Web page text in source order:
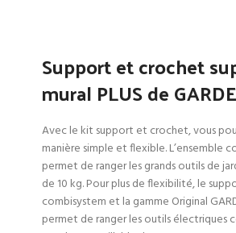
Support et crochet
mural PLUS de
Avec le kit support et crochet, vous
manière simple et flexible. L’ensemble
permet de ranger les grands outils de
de 10 kg. Pour plus de flexibilité, le
combisystem et la gamme Original
permet de ranger les outils électriques